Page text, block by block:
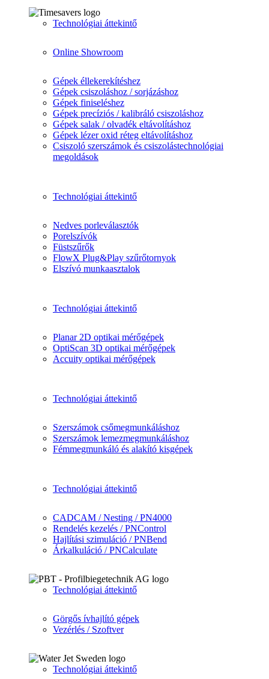
Technológiai áttekintő
Online Showroom
Gépek éllekerekítéshez
Gépek csiszoláshoz / sorjázáshoz
Gépek finiseléshez
Gépek precíziós / kalibráló csiszoláshoz
Gépek salak / olvadék eltávolításhoz
Gépek lézer oxid réteg eltávolításhoz
Csiszoló szerszámok és csiszolástechnológiai
megoldások
Technológiai áttekintő
Nedves porleválasztók
Porelszívók
Füstszűrők
FlowX Plug&Play szűrőtornyok
Elszívó munkaasztalok
Technológiai áttekintő
Planar 2D optikai mérőgépek
OptiScan 3D optikai mérőgépek
Accuity optikai mérőgépek
Technológiai áttekintő
Szerszámok csőmegmunkáláshoz
Szerszámok lemezmegmunkáláshoz
Fémmegmunkáló és alakító kisgépek
Technológiai áttekintő
CADCAM / Nesting / PN4000
Rendelés kezelés / PNControl
Hajlítási szimuláció / PNBend
Árkalkuláció / PNCalculate
Technológiai áttekintő
Görgős ívhajlító gépek
Vezérlés / Szoftver
Technológiai áttekintő